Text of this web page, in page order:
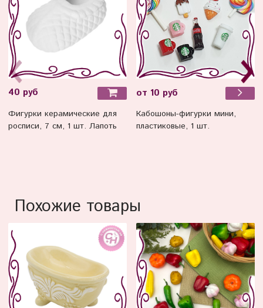
40 руб
Фигурки керамические для
росписи, 7 см, 1 шт. Лапоть
от 10 руб
Кабошоны-фигурки мини,
пластиковые, 1 шт.
Похожие товары